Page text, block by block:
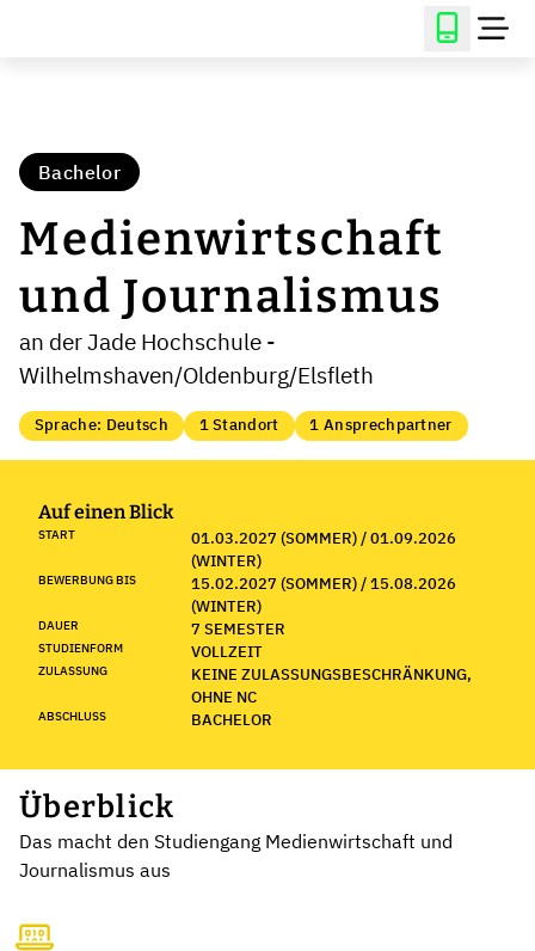
Bachelor
Medienwirtschaft
und Journalismus
an der Jade Hochschule -
Wilhelmshaven/Oldenburg/Elsfleth
Sprache: Deutsch 1 Standort 1 Ansprechpartner
Auf einen Blick
START
01.03.2027 (SOMMER) / 01.09.2026
(WINTER)
BEWERBUNG BIS
15.02.2027 (SOMMER) / 15.08.2026
(WINTER)
DAUER 7 SEMESTER
STUDIENFORM VOLLZEIT
ZULASSUNG
KEINE ZULASSUNGSBESCHRÄNKUNG,
OHNE NC
ABSCHLUSS BACHELOR
Überblick
Das macht den Studiengang Medienwirtschaft und
Journalismus aus